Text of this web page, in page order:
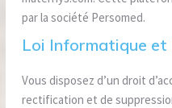
par la société Persomed.
Loi Informatique
Vous disposez d’un droit
rectification et de